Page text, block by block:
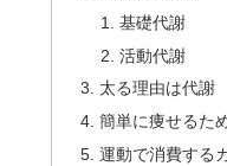
基礎代謝
活動代謝
太る理由は代謝
簡単に痩せるた
運動で消費する